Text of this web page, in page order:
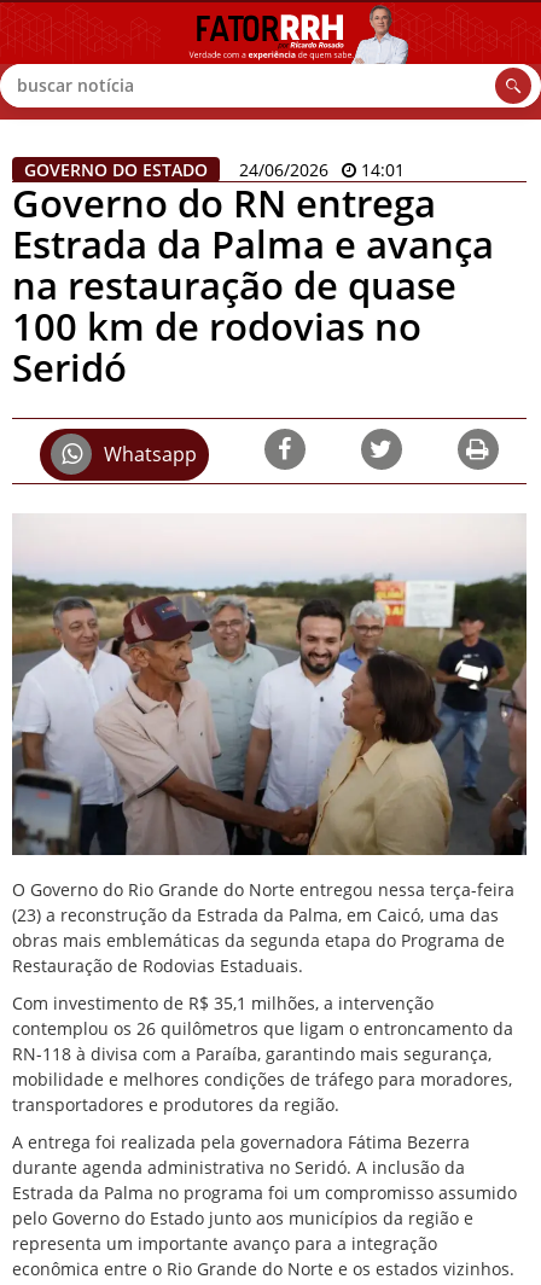
Buscar
GOVERNO DO ESTADO 24/06/2026 14:01
Governo do RN entrega
Estrada da Palma e avança
na restauração de quase
100 km de rodovias no
Seridó
Whatsapp
O Governo do Rio Grande do Norte entregou nessa terça-feira
(23) a reconstrução da Estrada da Palma, em Caicó, uma das
obras mais emblemáticas da segunda etapa do Programa de
Restauração de Rodovias Estaduais.
Com investimento de R$ 35,1 milhões, a intervenção
contemplou os 26 quilômetros que ligam o entroncamento da
RN-118 à divisa com a Paraíba, garantindo mais segurança,
mobilidade e melhores condições de tráfego para moradores,
transportadores e produtores da região.
A entrega foi realizada pela governadora Fátima Bezerra
durante agenda administrativa no Seridó. A inclusão da
Estrada da Palma no programa foi um compromisso assumido
pelo Governo do Estado junto aos municípios da região e
representa um importante avanço para a integração
econômica entre o Rio Grande do Norte e os estados vizinhos.